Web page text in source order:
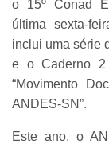
o 15º Conad
última sexta-
inclui uma série
e o Caderno 2
“Movimento
ANDES-SN”.
Este ano, o